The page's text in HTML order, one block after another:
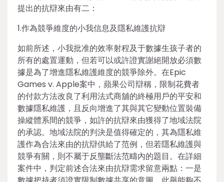
提出的抗辯來由有二：
1.作為競爭維度的小我信息及隱私維護抗辯
如前所述，小我批准的效率射程及于數據生孩子者的
所有的處置運動，但若可以或許證實謝絕開放必須數
據是為了增進隱私維護維度的競爭除外。在Epic
Games v. Apple案中，蘋果公司辯稱，限制花費者
的付款方法改良了利用法式商舖的終極用戶的平安和
數據隱私維護，且反向增進了其與其它變動位置裝備
操縱體系間的競爭，如許的抗辯來由獲得了地域法院
的承認。地域法院的判決是值得確定的，其為隱私維
護作為合法來由的抗辯供給了范例，但若隱私維護與
競爭有關，則不屬于反壟斷法范疇內的題目。在詳細
案件中，判定前述合法來由抗辯需求留意兩點：一是